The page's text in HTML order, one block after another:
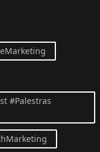
#Palestras